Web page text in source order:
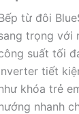
từ đôi
trọng với
suất tối
tiết
khóa trẻ
nhanh